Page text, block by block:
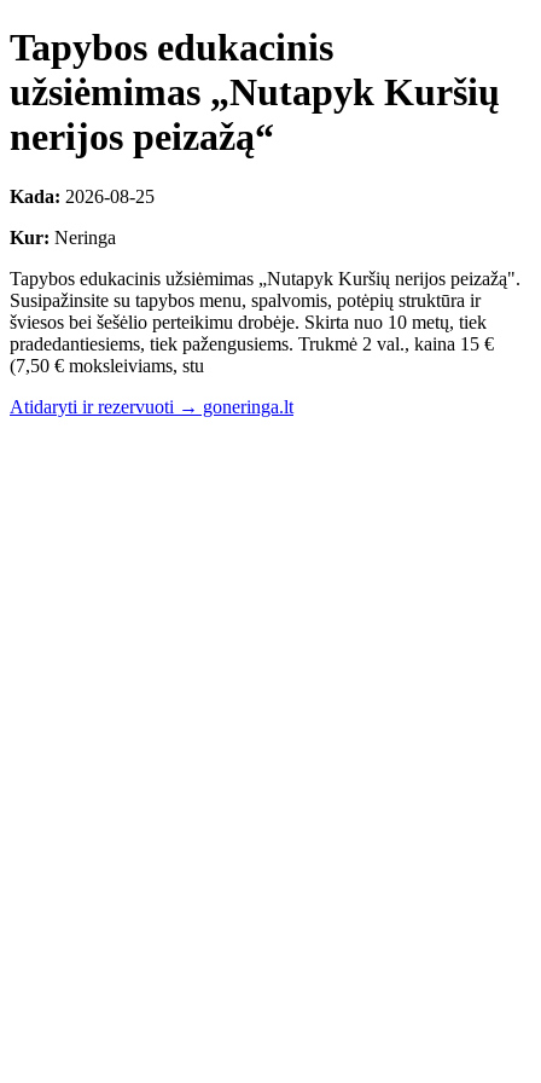
Tapybos edukacinis
užsiėmimas „Nutapyk Kuršių
nerijos peizažą“
Kada: 2026-08-25
Kur: Neringa
Tapybos edukacinis užsiėmimas „Nutapyk Kuršių nerijos peizažą".
Susipažinsite su tapybos menu, spalvomis, potėpių struktūra ir
šviesos bei šešėlio perteikimu drobėje. Skirta nuo 10 metų, tiek
pradedantiesiems, tiek pažengusiems. Trukmė 2 val., kaina 15 €
(7,50 € moksleiviams, stu
Atidaryti ir rezervuoti → goneringa.lt